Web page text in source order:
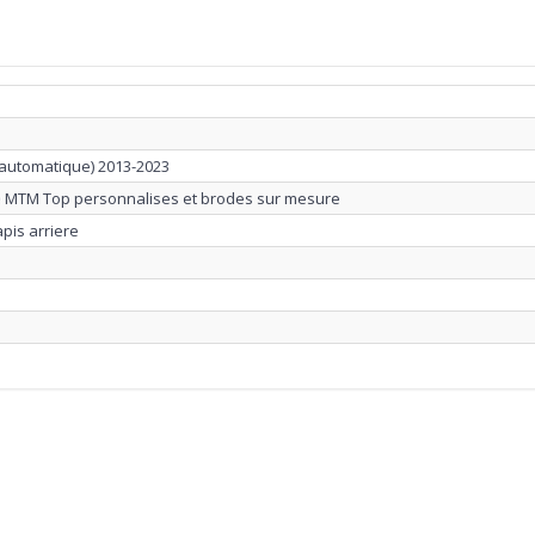
2013-2023
Top personnalises et brodes sur mesure
arriere